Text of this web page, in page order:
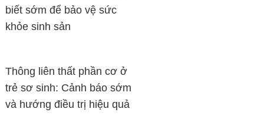
biết sớm để bảo vệ sức
khỏe sinh sản
Thông liên thất phần cơ ở
trẻ sơ sinh: Cảnh báo sớm
và hướng điều trị hiệu quả